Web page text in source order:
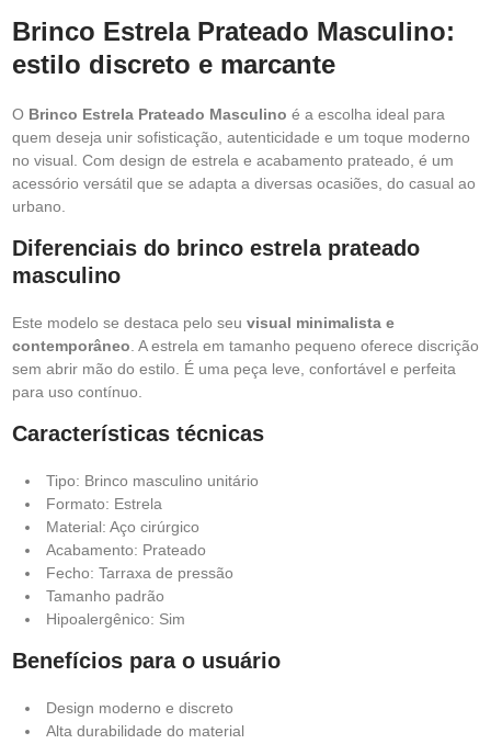
Brinco Estrela Prateado Masculino:
estilo discreto e marcante
O Brinco Estrela Prateado Masculino é a escolha ideal para
quem deseja unir sofisticação, autenticidade e um toque moderno
no visual. Com design de estrela e acabamento prateado, é um
acessório versátil que se adapta a diversas ocasiões, do casual ao
urbano.
Diferenciais do brinco estrela prateado
masculino
Este modelo se destaca pelo seu visual minimalista e
contemporâneo . A estrela em tamanho pequeno oferece discrição
sem abrir mão do estilo. É uma peça leve, confortável e perfeita
para uso contínuo.
Características técnicas
Tipo: Brinco masculino unitário
Formato: Estrela
Material: Aço cirúrgico
Acabamento: Prateado
Fecho: Tarraxa de pressão
Tamanho padrão
Hipoalergênico: Sim
Benefícios para o usuário
Design moderno e discreto
Alta durabilidade do material